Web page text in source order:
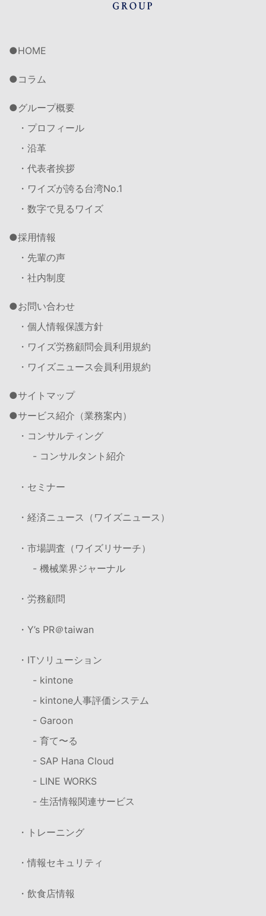
HOME
コラム
グループ概要
・プロフィール
・沿革
・代表者挨拶
・ワイズが誇る台湾No.1
・数字で見るワイズ
採用情報
・先輩の声
・社内制度
お問い合わせ
・個人情報保護方針
・ワイズ労務顧問会員利用規約
・ワイズニュース会員利用規約
サイトマップ
サービス紹介（業務案内）
・コンサルティング
- コンサルタント紹介
・セミナー
・経済ニュース（ワイズニュース）
・市場調査（ワイズリサーチ）
- 機械業界ジャーナル
・労務顧問
・Y’s PR＠taiwan
・ITソリューション
- kintone
- kintone人事評価システム
- Garoon
- 育て〜る
- SAP Hana Cloud
- LINE WORKS
- 生活情報関連サービス
・トレーニング
・情報セキュリティ
・飲食店情報